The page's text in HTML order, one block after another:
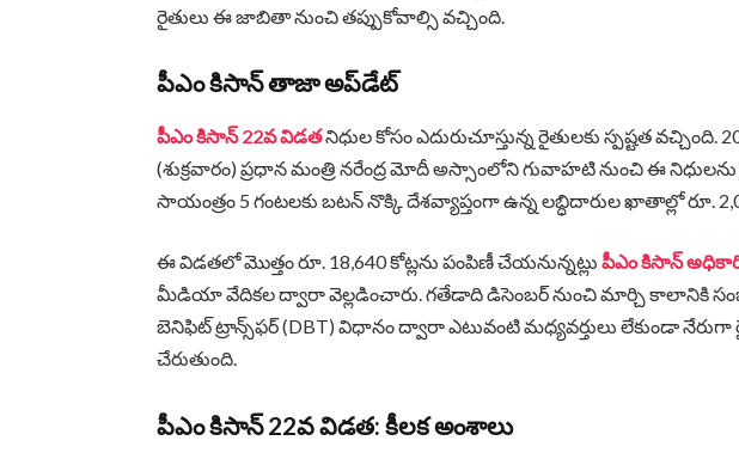
రైతులు ఈ జాబితా నుంచి తప్పుకోవాల్సి వచ్చింది.
పీఎం కిసాన్ తాజా అప్‌డేట్
పీఎం కిసాన్ 22వ విడతనిధుల కోసం ఎదురుచూస్తున్న రైతులకు స్పష్టత
(శుక్రవారం) ప్రధాన మంత్రి నరేంద్ర మోదీ అస్సాంలోని గువాహటి నుంచి ఈ
సాయంత్రం 5 గంటలకు బటన్ నొక్కి దేశవ్యాప్తంగా ఉన్న లబ్ధిదారుల ఖాతాల్లో రూ.
ఈ విడతలో మొత్తం రూ. 18,640 కోట్లను పంపిణీ చేయనున్నట్లుపీఎం కిసాన్
మీడియా వేదికల ద్వారా వెల్లడించారు. గతేడాది డిసెంబర్ నుంచి మార్చి కాలానికి
బెనిఫిట్ ట్రాన్స్‌ఫర్ (DBT) విధానం ద్వారా ఎటువంటి మధ్యవర్తులు లేకుండా
చేరుతుంది.
పీఎం కిసాన్ 22వ విడత: కీలక అంశాలు